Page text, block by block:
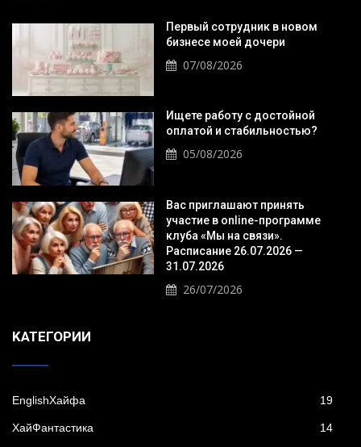
Первый сотрудник в новом
бизнесе моей дочери
07/08/2026
Ищете работу с достойной
оплатой и стабильностью?
05/08/2026
Вас приглашают принять
участие в online-программе
клуба «Мы на связи».
Расписание 26.07.2026 —
31.07.2026
26/07/2026
KАТЕГОРИИ
EnglishХайфа 19
XайФантастика 14